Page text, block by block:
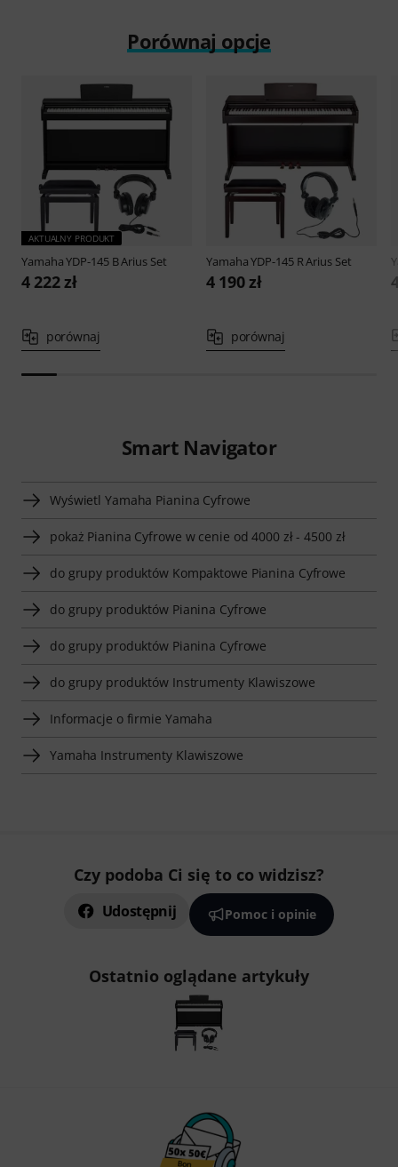
Porównaj opcje
AKTUALNY PRODUKT
YamahaYDP-145 B Arius Set
4 222 zł
porównaj
YamahaYDP-145 R Arius Set
4 190 zł
porównaj
Smart Navigator
Wyświetl Yamaha Pianina Cyfrowe
pokaż Pianina Cyfrowe w cenie od 4000 zł - 4500 zł
do grupy produktów Kompaktowe Pianina Cyfrowe
do grupy produktów Pianina Cyfrowe
do grupy produktów Pianina Cyfrowe
do grupy produktów Instrumenty Klawiszowe
Informacje o firmie Yamaha
Yamaha Instrumenty Klawiszowe
Czy podoba Ci się to co widzisz?
Udostępnij Pomoc i opinie
Ostatnio oglądane artykuły